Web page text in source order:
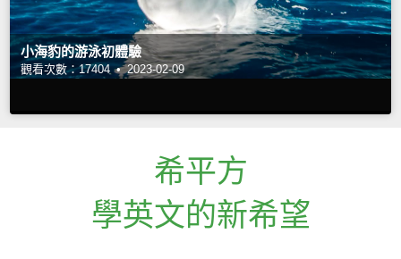
小海豹的游泳初體驗
觀看次數：17404 • 2023-02-09
希平方
學英文的新希望